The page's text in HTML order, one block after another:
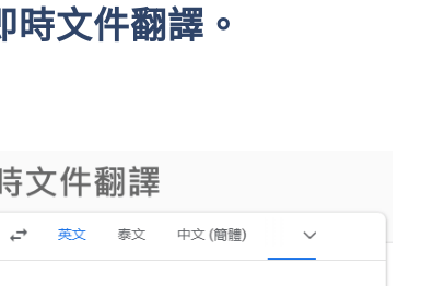
文件翻譯。